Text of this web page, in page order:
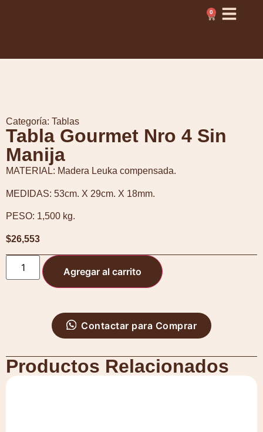
0
Categoría: Tablas
Tabla Gourmet Nro 4 Sin
Manija
MATERIAL: Madera Leuka compensada.
MEDIDAS: 53cm. X 29cm. X 18mm.
PESO: 1,500 kg.
$26,553
Agregar al carrito
Contactar para Comprar
Productos Relacionados